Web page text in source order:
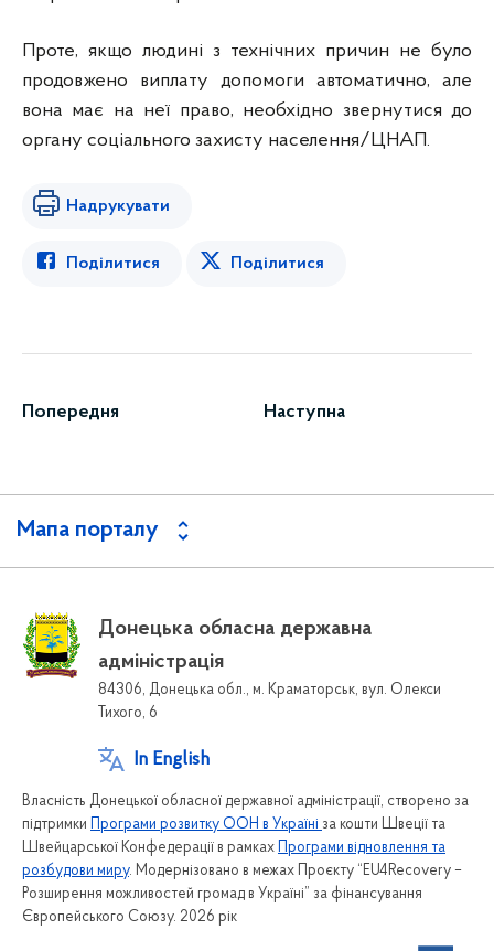
Проте, якщо людині з технічних причин не було
продовжено виплату допомоги автоматично, але
вона має на неї право, необхідно звернутися до
органу соціального захисту населення/ЦНАП.
Надрукувати
Поділитися Поділитися
Попередня Наступна
Мапа порталу
Донецька обласна державна
адміністрація
84306, Донецька обл., м. Краматорськ, вул. Олекси
Тихого, 6
In English
Власність Донецької обласної державної адміністрації, створено за
підтримки Програми розвитку ООН в Україні за кошти Швеції та
Швейцарської Конфедерації в рамках Програми відновлення та
розбудови миру. Модернізовано в межах Проєкту “EU4Recovery –
Розширення можливостей громад в Україні” за фінансування
Європейського Союзу. 2026 рік